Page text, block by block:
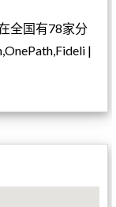
全国有78家分
|